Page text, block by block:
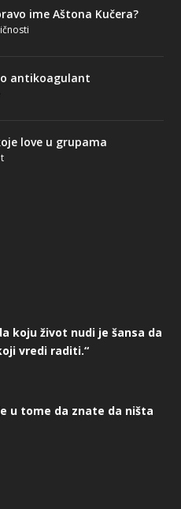
ime Aštona Kučera?
antikoagulant
love u grupama
koju život nudi je šansa da
vredi raditi.“
u tome da znate da ništa